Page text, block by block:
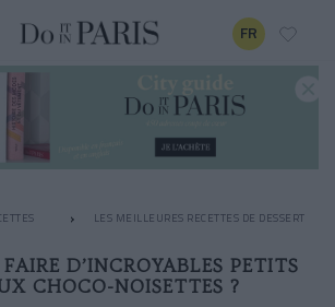
FR
LES MEILLEURES RECETTES DE DESSERT
D’INCROYABLES PETITS
CHOCO-NOISETTES ?